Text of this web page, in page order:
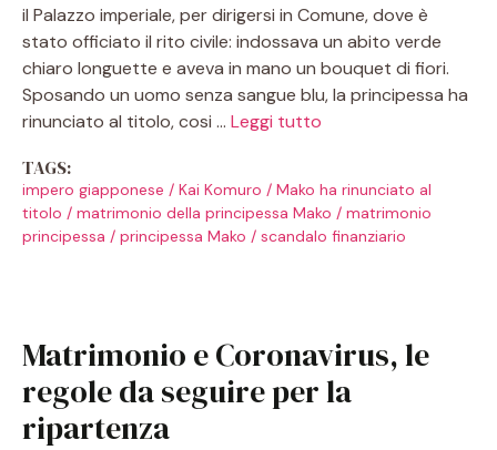
il Palazzo imperiale, per dirigersi in Comune, dove è
stato officiato il rito civile: indossava un abito verde
chiaro longuette e aveva in mano un bouquet di fiori.
Sposando un uomo senza sangue blu, la principessa ha
rinunciato al titolo, cosi … Leggi tutto
TAGS:
impero giapponese / Kai Komuro / Mako ha rinunciato al
titolo / matrimonio della principessa Mako / matrimonio
principessa / principessa Mako / scandalo finanziario
Matrimonio e Coronavirus, le
regole da seguire per la
ripartenza